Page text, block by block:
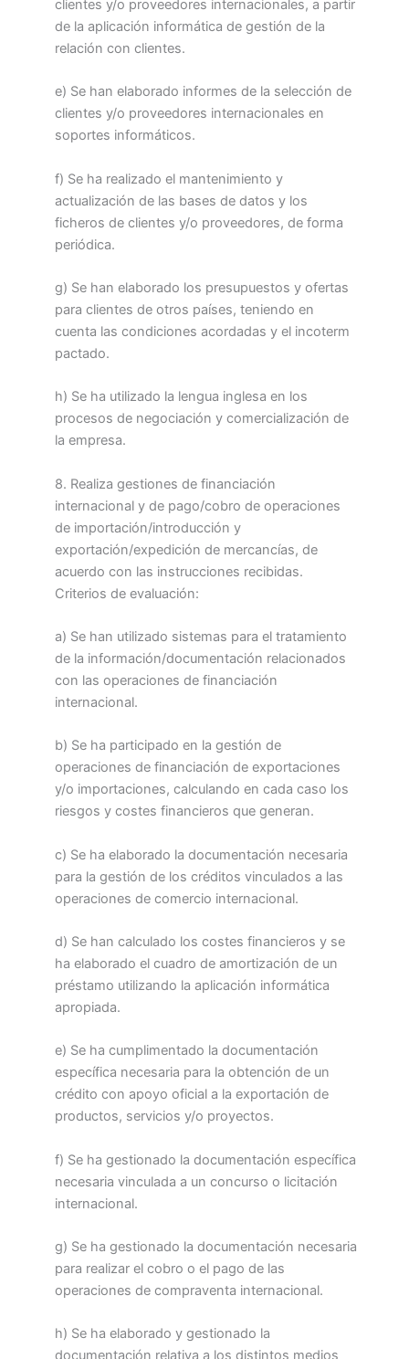
clientes y/o proveedores internacionales, a partir
de la aplicación informática de gestión de la
relación con clientes.
e) Se han elaborado informes de la selección de
clientes y/o proveedores internacionales en
soportes informáticos.
f) Se ha realizado el mantenimiento y
actualización de las bases de datos y los
ficheros de clientes y/o proveedores, de forma
periódica.
g) Se han elaborado los presupuestos y ofertas
para clientes de otros países, teniendo en
cuenta las condiciones acordadas y el incoterm
pactado.
h) Se ha utilizado la lengua inglesa en los
procesos de negociación y comercialización de
la empresa.
8. Realiza gestiones de financiación
internacional y de pago/cobro de operaciones
de importación/introducción y
exportación/expedición de mercancías, de
acuerdo con las instrucciones recibidas.
Criterios de evaluación:
a) Se han utilizado sistemas para el tratamiento
de la información/documentación relacionados
con las operaciones de financiación
internacional.
b) Se ha participado en la gestión de
operaciones de financiación de exportaciones
y/o importaciones, calculando en cada caso los
riesgos y costes financieros que generan.
c) Se ha elaborado la documentación necesaria
para la gestión de los créditos vinculados a las
operaciones de comercio internacional.
d) Se han calculado los costes financieros y se
ha elaborado el cuadro de amortización de un
préstamo utilizando la aplicación informática
apropiada.
e) Se ha cumplimentado la documentación
específica necesaria para la obtención de un
crédito con apoyo oficial a la exportación de
productos, servicios y/o proyectos.
f) Se ha gestionado la documentación específica
necesaria vinculada a un concurso o licitación
internacional.
g) Se ha gestionado la documentación necesaria
para realizar el cobro o el pago de las
operaciones de compraventa internacional.
h) Se ha elaborado y gestionado la
documentación relativa a los distintos medios